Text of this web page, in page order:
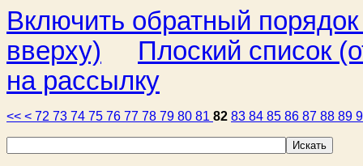
Включить обратный
вверху)
Плоский список
на рассылку
<< < 72 73 74 75 76 77 78 79 80 81 82 83 84 85 86 87 88 89